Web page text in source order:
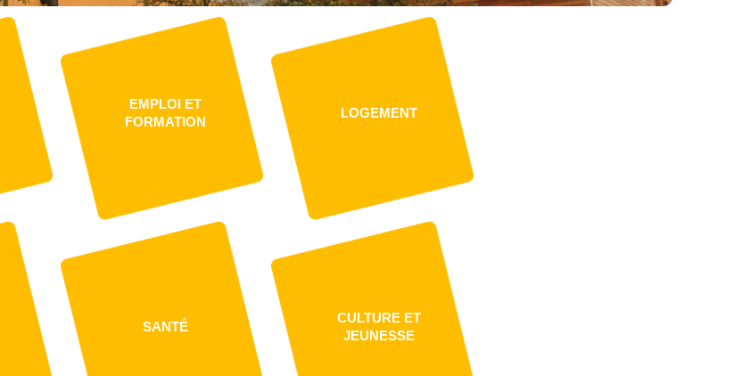
EMPLOI ET
FORMATION
LOGEMENT
SANTÉ
CULTURE ET
JEUNESSE